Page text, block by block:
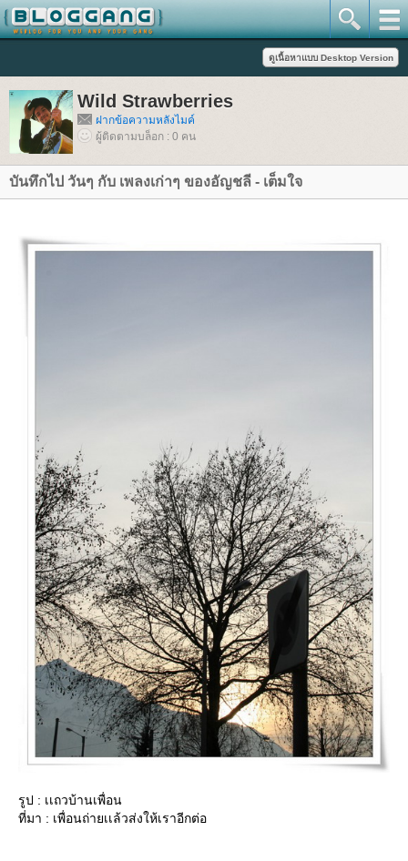
Wild Strawberries
ฝากข้อความหลังไมค์
ผู้ติดตามบล็อก : 0 คน
บันทึกไป วันๆ กับ เพลงเก่าๆ ของอัญชลี - เต็มใจ
รูป : เเถวบ้านเพื่อน
ที่มา : เพื่อนถ่ายเเล้วส่งให้เราอีกต่อ